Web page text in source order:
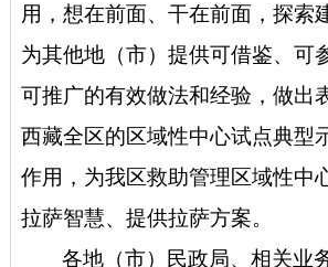
用，想在前面、干在前面，探索
为其他地（市）提供可借鉴、可
可推广的有效做法和经验，做出
西藏全区的区域性中心试点典型
作用，为我区救助管理区域性中
拉萨智慧、提供拉萨方案。
各地（市）民政局、 相关业